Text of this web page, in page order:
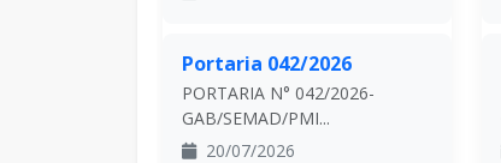
Portaria 042/2026
PORTARIA N° 042/2026-
GAB/SEMAD/PMI...
20/07/2026